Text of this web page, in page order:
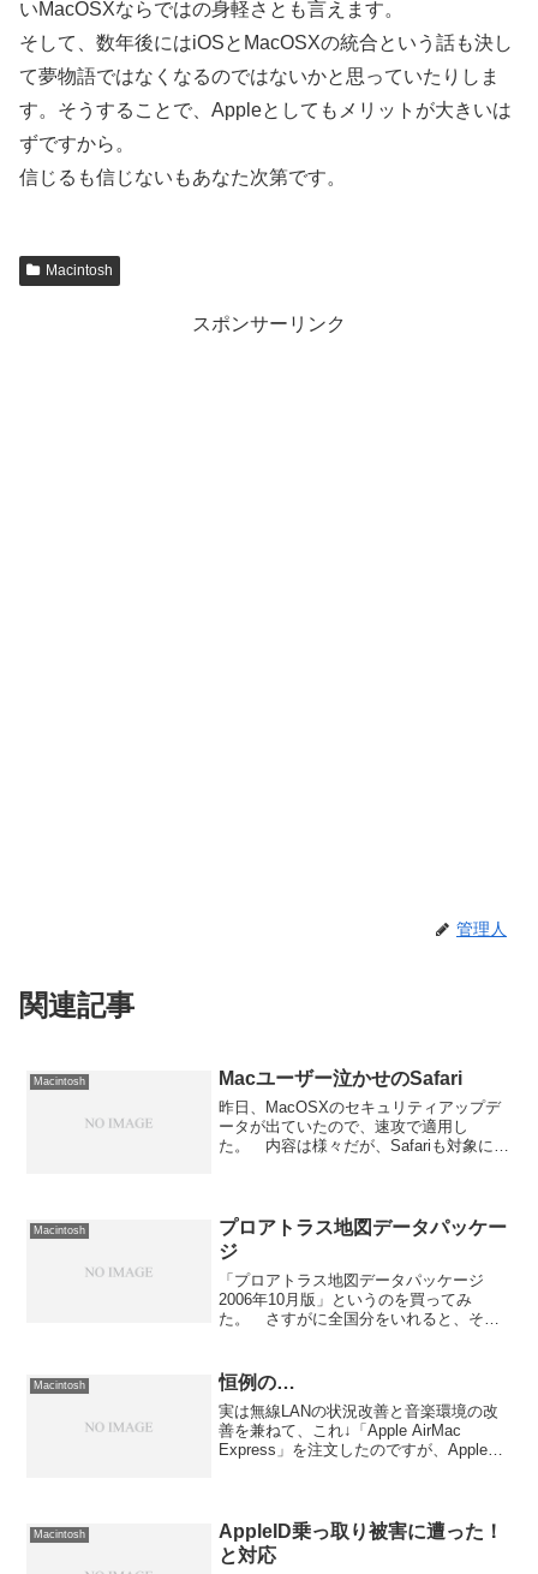
いMacOSXならではの身軽さとも言えます。
そして、数年後にはiOSとMacOSXの統合という話も決し
て夢物語ではなくなるのではないかと思っていたりしま
す。そうすることで、Appleとしてもメリットが大きいは
ずですから。
信じるも信じないもあなた次第です。
Macintosh
スポンサーリンク
管理人
関連記事
Macintosh Macユーザー泣かせのSafari
昨日、MacOSXのセキュリティアップデ
ータが出ていたので、速攻で適用し
た。 内容は様々だが、Safariも対象にな
ったのだが、...
Macintosh
プロアトラス地図データパッケー
ジ
「プロアトラス地図データパッケージ
2006年10月版」というのを買ってみ
た。 さすがに全国分をいれると、それ
ことで「北海道版」のみの購入。 で、
早速インストールするも....
Macintosh 恒例の…
実は無線LANの状況改善と音楽環境の改
善を兼ねて、これ↓「Apple AirMac
Express」を注文したのですが、Apple恒
Macintosh
AppleID乗っ取り被害に遭った！
と対応